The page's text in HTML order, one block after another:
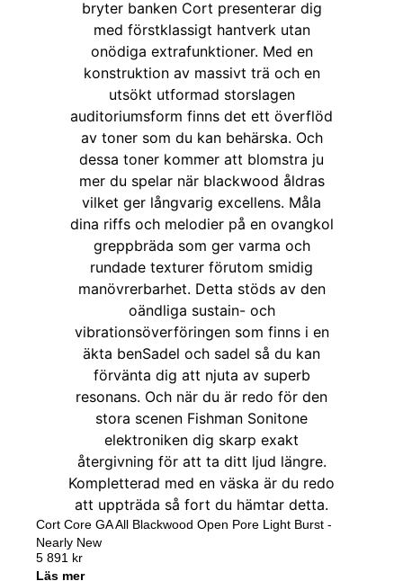
Cort Core GA All Blackwood Open Pore Light Burst -
Nearly New
5 891 kr
Läs mer